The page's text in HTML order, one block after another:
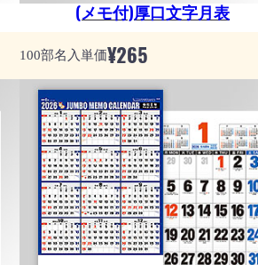
(メモ付)厚口文字月表
100部名入単価¥265